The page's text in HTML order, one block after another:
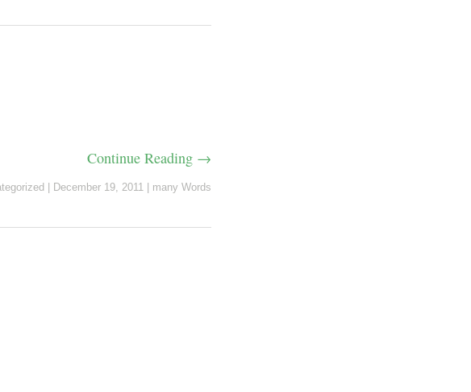
Continue Reading →
December 19, 2011 many Words